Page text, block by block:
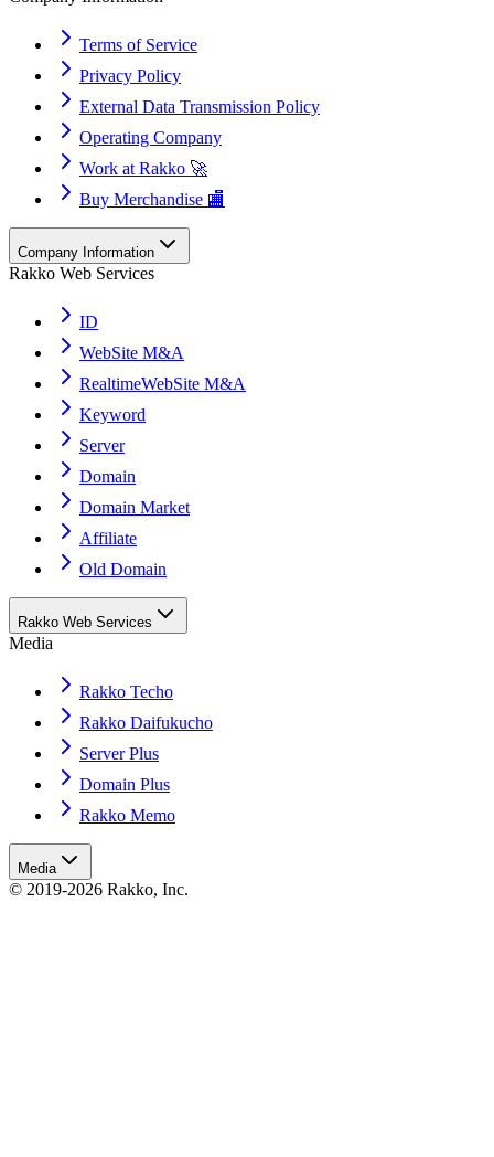
Terms of Service
Privacy Policy
External Data Transmission Policy
Operating Company
Work at Rakko 🚀
Buy Merchandise 🏬
Company Information
Rakko Web Services
ID
WebSite M&A
RealtimeWebSite M&A
Keyword
Server
Domain
Domain Market
Affiliate
Old Domain
Rakko Web Services
Media
Rakko Techo
Rakko Daifukucho
Server Plus
Domain Plus
Rakko Memo
Media
© 2019-2026 Rakko, Inc.